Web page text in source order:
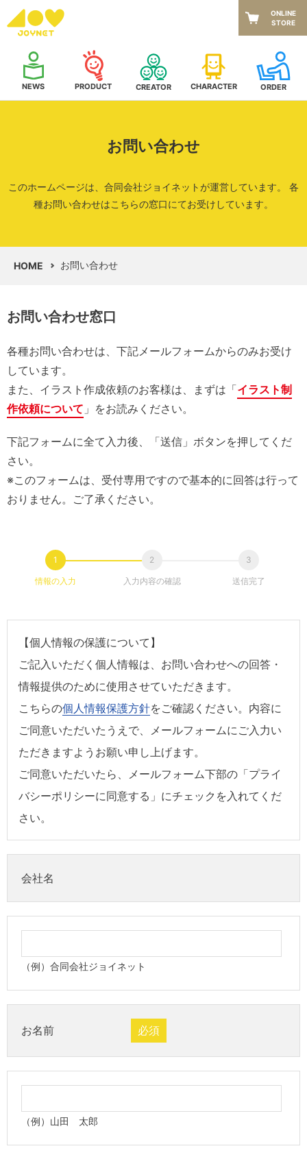
NEWS PRODUCT CREATOR CHARACTER ORDER
ONLINE
STORE
お問い合わせ
このホームページは、合同会社ジョイネットが運営しています。 各
種お問い合わせはこちらの窓口にてお受けしています。
HOME お問い合わせ
お問い合わせ窓口
各種お問い合わせは、下記メールフォームからのみお受け
しています。
また、イラスト作成依頼のお客様は、まずは「イラスト制
作依頼について 」をお読みください。
下記フォームに全て入力後、「送信」ボタンを押してくだ
さい。
※このフォームは、受付専用ですので基本的に回答は行って
おりません。ご了承ください。
情報の入力 入力内容の確認 送信完了
【個人情報の保護について】
ご記入いただく個人情報は、お問い合わせへの回答・
情報提供のために使用させていただきます。
こちらの個人情報保護方針をご確認ください。内容に
ご同意いただいたうえで、メールフォームにご入力い
ただきますようお願い申し上げます。
ご同意いただいたら、メールフォーム下部の「プライ
バシーポリシーに同意する」にチェックを入れてくだ
さい。
会社名
（例）合同会社ジョイネット
お名前 必須
（例）山田 太郎